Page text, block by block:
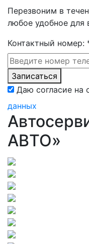
Перезвоним в
любое удобное для
Контактный номер:
Записаться
Даю согласие на
данных
АВТО»